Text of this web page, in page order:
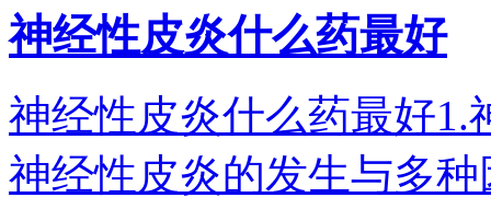
神经性皮炎什么药最好
神经性皮炎什么药最好1.
神经性皮炎的发生与多